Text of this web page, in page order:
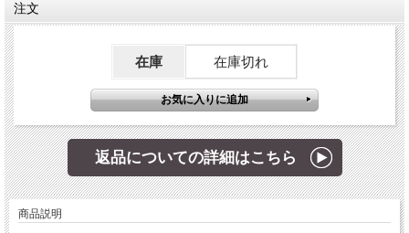
注文
在庫 在庫切れ
返品についての詳細はこちら
商品説明